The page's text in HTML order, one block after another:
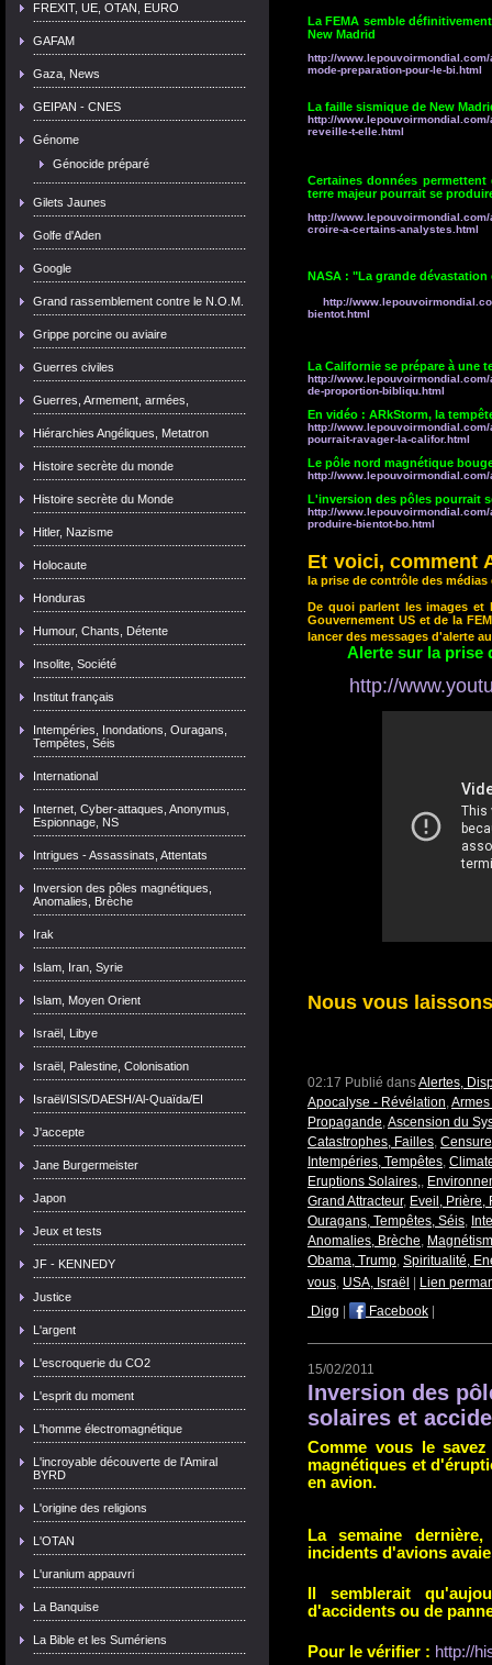
FREXIT, UE, OTAN, EURO
GAFAM
Gaza, News
GEIPAN - CNES
Génome
Génocide préparé
Gilets Jaunes
Golfe d'Aden
Google
Grand rassemblement contre le N.O.M.
Grippe porcine ou aviaire
Guerres civiles
Guerres, Armement, armées,
Hiérarchies Angéliques, Metatron
Histoire secrète du monde
Histoire secrète du Monde
Hitler, Nazisme
Holocaute
Honduras
Humour, Chants, Détente
Insolite, Société
Institut français
Intempéries, Inondations, Ouragans,
Tempêtes, Séis
International
Internet, Cyber-attaques, Anonymus,
Espionnage, NS
Intrigues - Assassinats, Attentats
Inversion des pôles magnétiques,
Anomalies, Brèche
Irak
Islam, Iran, Syrie
Islam, Moyen Orient
Israël, Libye
Israël, Palestine, Colonisation
Israël/ISIS/DAESH/Al-Quaïda/EI
J'accepte
Jane Burgermeister
Japon
Jeux et tests
JF - KENNEDY
Justice
L'argent
L'escroquerie du CO2
L'esprit du moment
L'homme électromagnétique
L'incroyable découverte de l'Amiral
BYRD
L'origine des religions
L'OTAN
L'uranium appauvri
La Banquise
La Bible et les Sumériens
La FEMA semble
New Madrid
http://
mode-preparation-pour-le-bi.html
La faille sismique de New
http://
reveille-t-elle.html
Certaines données
terre majeur pourrait se
http://
croire-a-certains-analystes.html
NASA : "La grande
http://
bientot.html
La Californie se prépare à une
http://
de-proportion-bibliqu.html
En vidéo : ARkStorm, la
http://
pourrait-ravager-la-califor.html
Le pôle nord magnétique
http://
L'inversion des pôles pourrait
http://
produire-bientot-bo.html
Et voici, comment
la prise de contrôle des médias
De quoi parlent les images et
Gouvernement US et de la
lancer des messages d'alerte
Alerte sur la prise
http://
Nous vous
02:17 Publié dansAlertes,
Apocalyse - Révélation,
Propagande,Ascension du
Catastrophes, Failles,
Intempéries, Tempêtes,
Eruptions Solaires,,
Grand Attracteur, Eveil, Prière,
Ouragans, Tempêtes, Séis,
Anomalies, Brèche,
Obama, Trump, Spiritualité,
vous, USA, Israël
Lien
Digg
Facebook
15/02/2011
Inversion des
solaires et
Comme vous le
magnétiques et
en avion.
La semaine
incidents d'avions
Il semblerait
d'accidents ou de
Pour le vérifier : http://